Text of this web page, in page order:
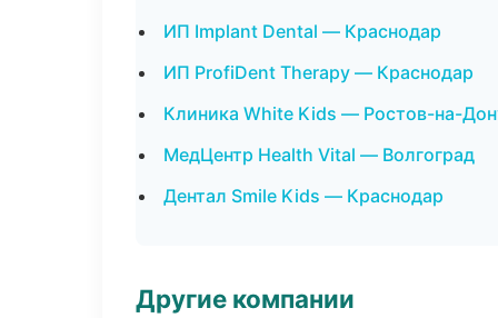
ИП Implant Dental — Краснодар
ИП ProfiDent Therapy — Краснодар
Клиника White Kids — Ростов-на-
МедЦентр Health Vital — Волгоград
Дентал Smile Kids — Краснодар
Другие компании